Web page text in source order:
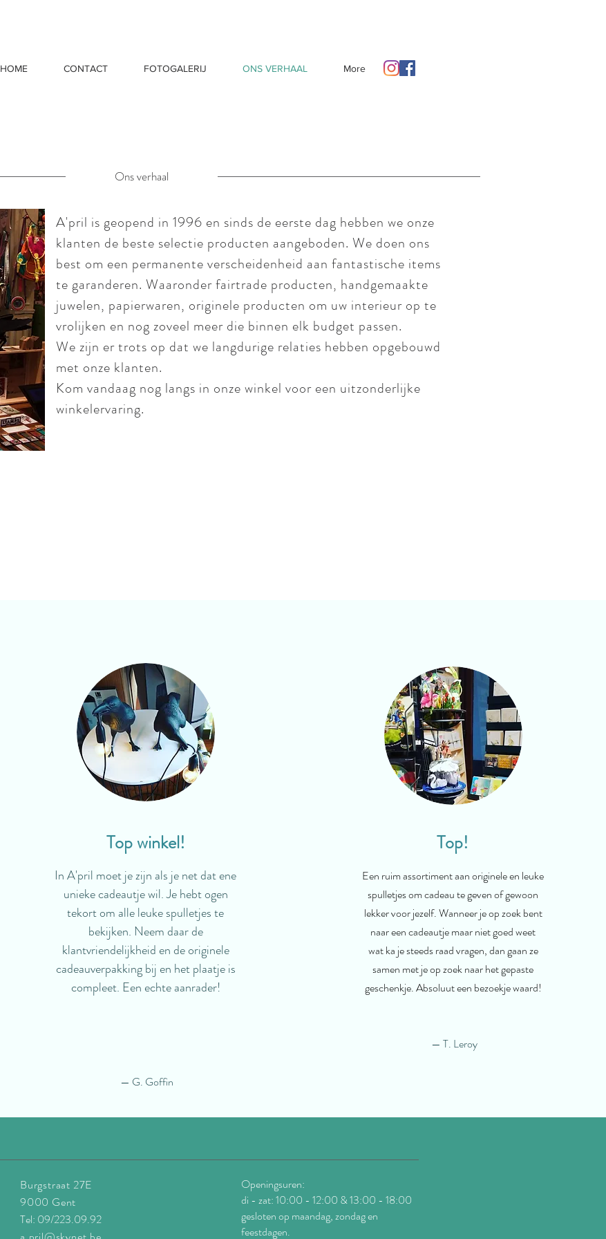
HOME CONTACT FOTOGALERIJ ONS VERHAAL More
Ons verhaal
A'pril is geopend in 1996 en sinds de eerste dag hebben we onze
klanten de beste selectie producten aangeboden. We doen ons
best om een permanente verscheidenheid aan fantastische items
te garanderen. Waaronder fairtrade producten, handgemaakte
juwelen, papierwaren, originele producten om uw interieur op te
vrolijken en nog zoveel meer die binnen elk budget passen.
We zijn er trots op dat we langdurige relaties hebben opgebouwd
met onze klanten.
Kom vandaag nog langs in onze winkel voor een uitzonderlijke
winkelervaring.
Top winkel!
In A'pril moet je zijn als je net dat ene
unieke cadeautje wil. Je hebt ogen
tekort om alle leuke spulletjes te
bekijken. Neem daar de
klantvriendelijkheid en de originele
cadeauverpakking bij en het plaatje is
compleet. Een echte aanrader!
— G. Goffin
Top!
Een ruim assortiment aan originele en leuke
spulletjes om cadeau te geven of gewoon
lekker voor jezelf. Wanneer je op zoek bent
naar een cadeautje maar niet goed weet
wat ka je steeds raad vragen, dan gaan ze
samen met je op zoek naar het gepaste
geschenkje. Absoluut een bezoekje waard!
— T. Leroy
Burgstraat 27E
9000 Gent
Tel: 09/223.09.92
Openingsuren:
di - zat: 10:00 - 12:00 & 13:00 - 18:00
gesloten op maandag, zondag en
feestdagen.